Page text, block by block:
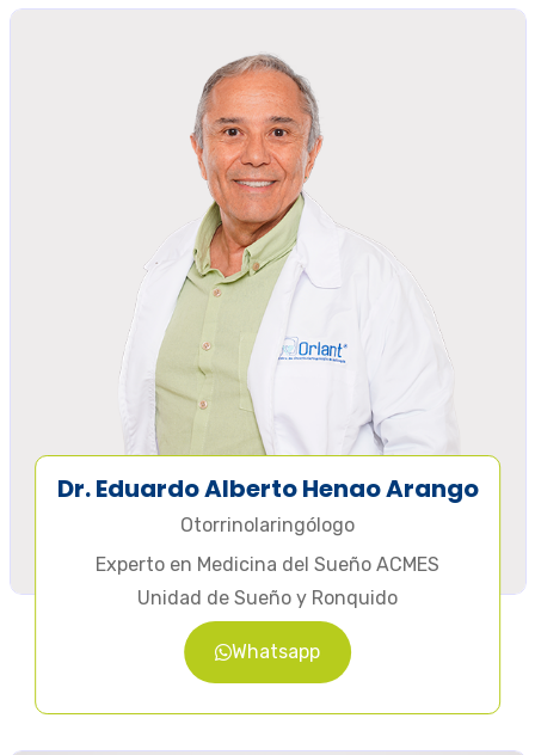
Dr. Eduardo Alberto Henao Arango
Otorrinolaringólogo
Experto en Medicina del Sueño ACMES
Unidad de Sueño y Ronquido
Whatsapp